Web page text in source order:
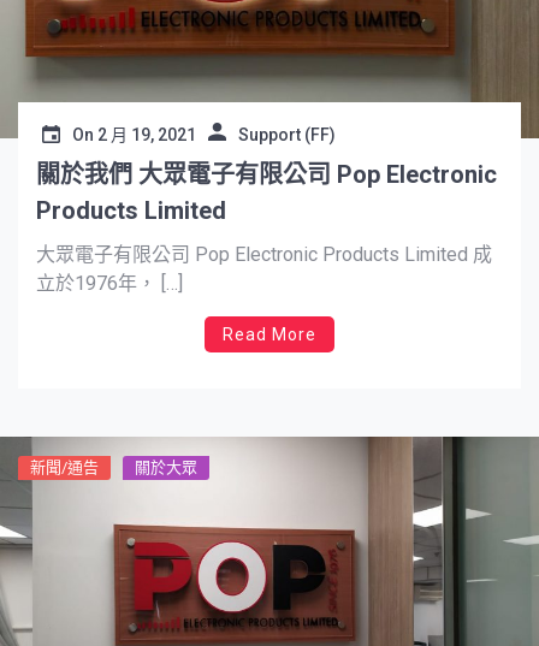
On 2 月 19, 2021 Support (FF)
關於我們 大眾電子有限公司 Pop Electronic
Products Limited
大眾電子有限公司 Pop Electronic Products Limited 成
立於1976年， […]
Read More
新聞/通告 關於大眾